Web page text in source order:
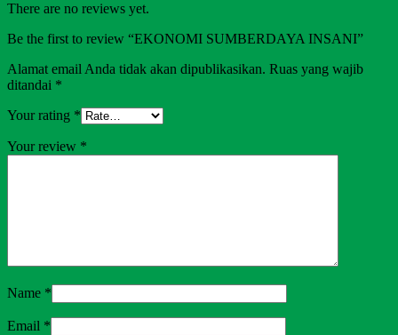
There are no reviews yet.
Be the first to review “EKONOMI SUMBERDAYA INSANI”
Alamat email Anda tidak akan dipublikasikan. Ruas yang wajib
ditandai *
Your rating *
Your review *
Name *
Email *